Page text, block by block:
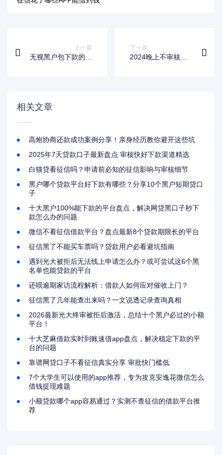
上一篇
无视黑户包下款的软
下一篇
2024晚上不审核直
相关文章
高炮协商还款成功案例分享！亲身经历教你避开这些坑
2025年7天贷款口子最新盘点 审核快好下款渠道精选
白猫贷看征信吗？申请前必知的征信影响与审核细节
黑户哪个贷款平台好下款有哪些？分享10个黑户短期贷口
子
十大黑户100%能下款的平台盘点，解决网贷黑口子秒下
款怎么办的问题
微信不看征信借款平台？盘点最新8个贷款期限长的平台
征信黑了不能买车票吗？贷款用户必看避坑指南
遇到光大被拒后无法线上申请怎么办？或可尝试这6个黑
名单也能贷款的平台
还呗逾期家访流程解析：借款人如何应对催收上门？
征信黑了几年能查出来吗？一文说透记录查询真相
2026最新光大终审被拒后激活，总结十个黑户必过的小额
平台！
十大芝麻借款实时到账速借app盘点，解决稳定下款的平
台的问题
靠谱网贷口子不看征信真实分享 审批快门槛低
7个大学生可以使用的app推荐，专为攻克安逸花微信怎么
借钱提现难题
小额贷款哪个app容易通过？实测不查征信的借款平台推
荐